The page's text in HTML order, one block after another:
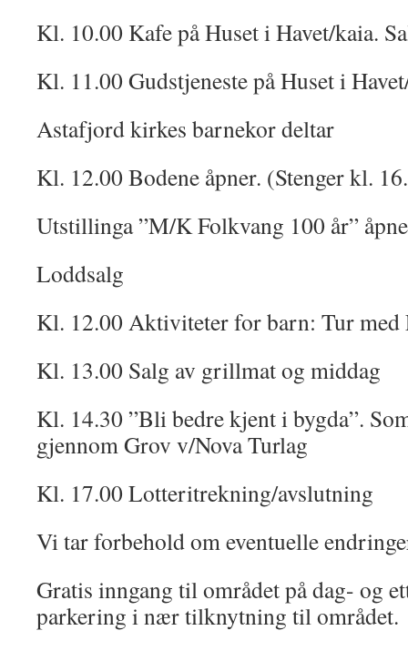
Kl. 10.00 Kafe på Huset i Havet/kaia.
Kl. 11.00 Gudstjeneste på Huset i
Astafjord kirkes barnekor deltar
Kl. 12.00 Bodene åpner. (Stenger kl.
Utstillinga ”M/K Folkvang 100 år”
Loddsalg
Kl. 12.00 Aktiviteter for barn: Tur med
Kl. 13.00 Salg av grillmat og middag
Kl. 14.30 ”Bli bedre kjent i bygda”.
gjennom Grov v/Nova Turlag
Kl. 17.00 Lotteritrekning/avslutning
Vi tar forbehold om eventuelle
Gratis inngang til området på dag- og
parkering i nær tilknytning til området.